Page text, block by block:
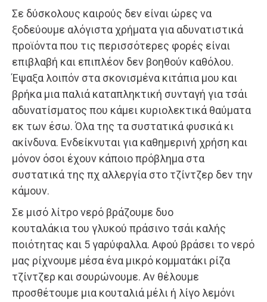
Σε δύσκολους καιρούς δεν είναι ώρες να
ξοδεύουμε αλόγιστα χρήματα για αδυνατιστικά
προϊόντα που τις περισσότερες φορές είναι
επιβλαβή και επιπλέον δεν βοηθούν καθόλου.
Έψαξα λοιπόν στα σκονισμένα κιτάπια μου και
βρήκα μια παλιά καταπληκτική συνταγή για τσάι
αδυνατίσματος που κάμει κυριολεκτικά θαύματα
εκ των έσω. Όλα της τα συστατικά φυσικά κι
ακίνδυνα. Ενδείκνυται για καθημερινή χρήση και
μόνον όσοι έχουν κάποιο πρόβλημα στα
συστατικά της πχ αλλεργία στο τζίντζερ δεν την
κάμουν.
Σε μισό λίτρο νερό βράζουμε δυο
κουταλάκια του γλυκού πράσινο τσάι καλής
ποιότητας και 5 γαρύφαλλα. Αφού βράσει το νερό
μας ρίχνουμε μέσα ένα μικρό κομματάκι ρίζα
τζίντζερ και σουρώνουμε. Αν θέλουμε
προσθέτουμε μια κουταλιά μέλι ή λίγο λεμόνι